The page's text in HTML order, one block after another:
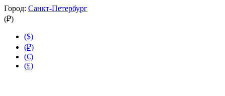
Город: Санкт-Петербург
(₽)
($)
(₽)
(€)
(£)